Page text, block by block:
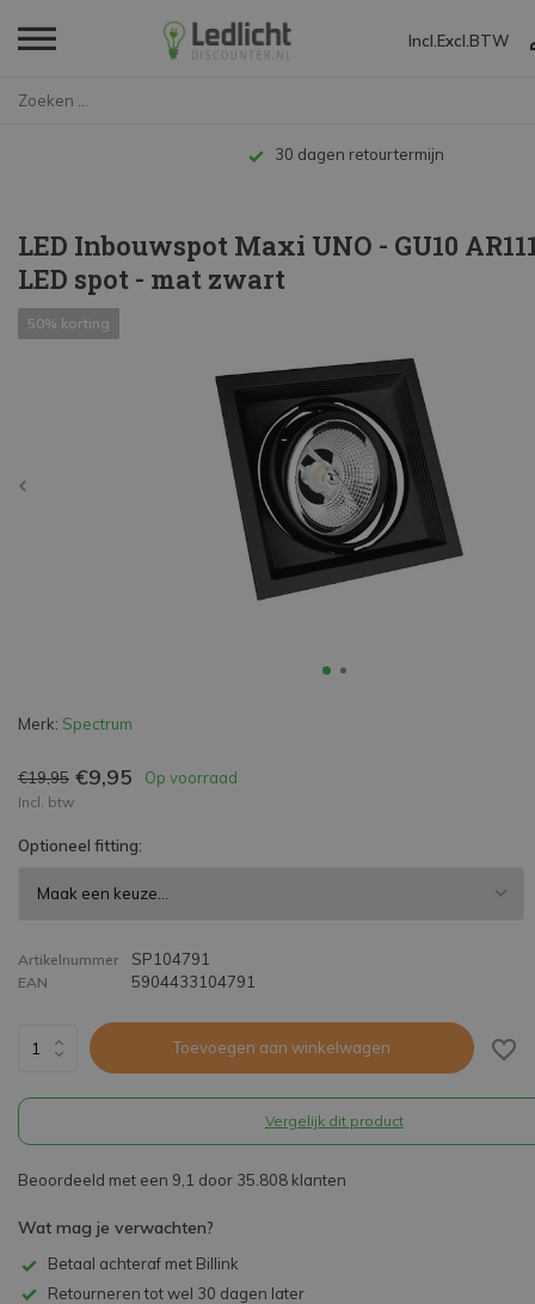
Incl. Excl. BTW
Tot 10 jaar
LED Inbouwspot Maxi UNO - GU10
LED spot - mat zwart
50% korting
Merk: Spectrum
€19,95 €9,95 Op voorraad
Incl. btw
Optioneel fitting:
Artikelnummer SP104791
EAN 5904433104791
Toevoegen aan winkelwagen
Vergelijk dit product
Beoordeeld met een 9,1 door 35.808 klanten
Wat mag je verwachten?
Betaal achteraf met Billink
Retourneren tot wel 30 dagen later